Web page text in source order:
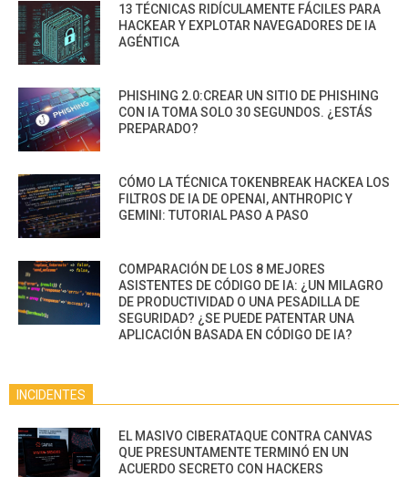
13 TÉCNICAS RIDÍCULAMENTE FÁCILES PARA
HACKEAR Y EXPLOTAR NAVEGADORES DE IA
AGÉNTICA
PHISHING 2.0:CREAR UN SITIO DE PHISHING
CON IA TOMA SOLO 30 SEGUNDOS. ¿ESTÁS
PREPARADO?
CÓMO LA TÉCNICA TOKENBREAK HACKEA LOS
FILTROS DE IA DE OPENAI, ANTHROPIC Y
GEMINI: TUTORIAL PASO A PASO
COMPARACIÓN DE LOS 8 MEJORES
ASISTENTES DE CÓDIGO DE IA: ¿UN MILAGRO
DE PRODUCTIVIDAD O UNA PESADILLA DE
SEGURIDAD? ¿SE PUEDE PATENTAR UNA
APLICACIÓN BASADA EN CÓDIGO DE IA?
INCIDENTES
EL MASIVO CIBERATAQUE CONTRA CANVAS
QUE PRESUNTAMENTE TERMINÓ EN UN
ACUERDO SECRETO CON HACKERS